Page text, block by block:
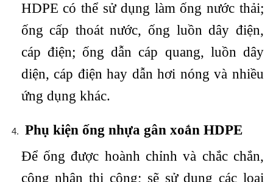
HDPE có thể sử dụng làm ống nước thải;
ống cấp thoát nước, ống luồn dây điện,
cáp điện; ống dẫn cáp quang, luồn dây
diện, cáp điện hay dẫn hơi nóng và nhiều
ứng dụng khác.
Phụ kiện ống nhựa gân xoắn HDPE
Để ống được hoành chỉnh và chắc chắn,
công nhân thi công; sẽ sử dụng các loại